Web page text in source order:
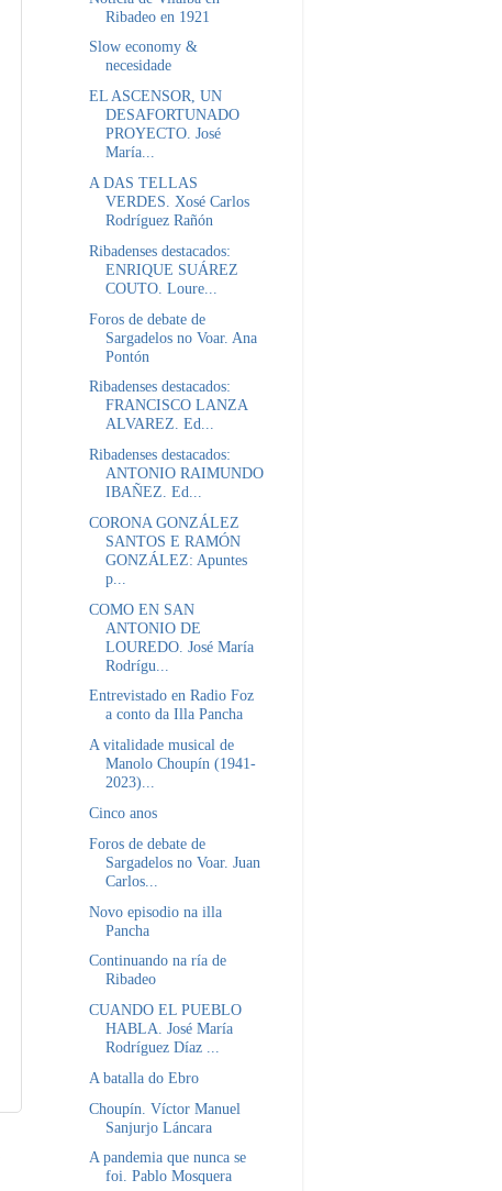
Ribadeo en 1921
Slow economy &
necesidade
EL ASCENSOR, UN
DESAFORTUNADO
PROYECTO. José
María...
A DAS TELLAS
VERDES. Xosé Carlos
Rodríguez Rañón
Ribadenses destacados:
ENRIQUE SUÁREZ
COUTO. Loure...
Foros de debate de
Sargadelos no Voar. Ana
Pontón
Ribadenses destacados:
FRANCISCO LANZA
ALVAREZ. Ed...
Ribadenses destacados:
ANTONIO RAIMUNDO
IBAÑEZ. Ed...
CORONA GONZÁLEZ
SANTOS E RAMÓN
GONZÁLEZ: Apuntes
p...
COMO EN SAN
ANTONIO DE
LOUREDO. José María
Rodrígu...
Entrevistado en Radio Foz
a conto da Illa Pancha
A vitalidade musical de
Manolo Choupín (1941-
2023)...
Cinco anos
Foros de debate de
Sargadelos no Voar. Juan
Carlos...
Novo episodio na illa
Pancha
Continuando na ría de
Ribadeo
CUANDO EL PUEBLO
HABLA. José María
Rodríguez Díaz ...
A batalla do Ebro
Choupín. Víctor Manuel
Sanjurjo Láncara
A pandemia que nunca se
foi. Pablo Mosquera